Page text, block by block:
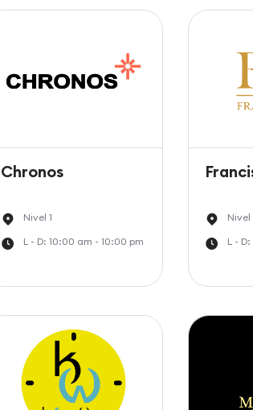
Chronos
Nivel 1
L - D: 10:00 am - 10:00 pm
Nivel
L -